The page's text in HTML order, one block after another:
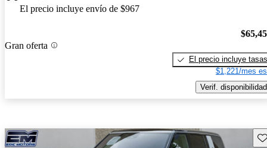
El precio incluye envío de $967
Gran oferta
El precio incluye tasas
$1,221/mes
Verif. disponibilidad